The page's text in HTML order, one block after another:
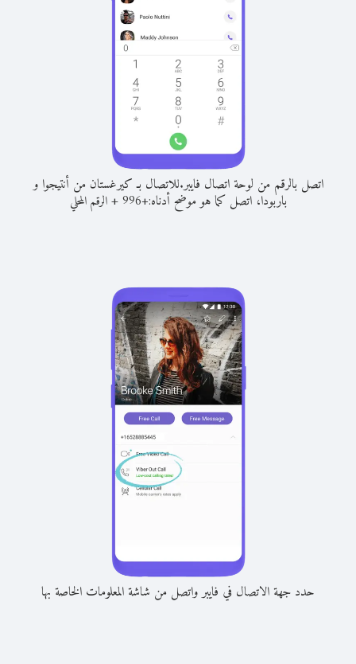
اتصل بالرقم من لوحة اتصال فايبر.للاتصال بـ كيرغستان من أنتيجوا و
باربودا، اتصل كما هو موضح أدناه:+
996
+الرقم المحلي
حدد جهة الاتصال في فايبر واتصل من شاشة المعلومات الخاصة بها